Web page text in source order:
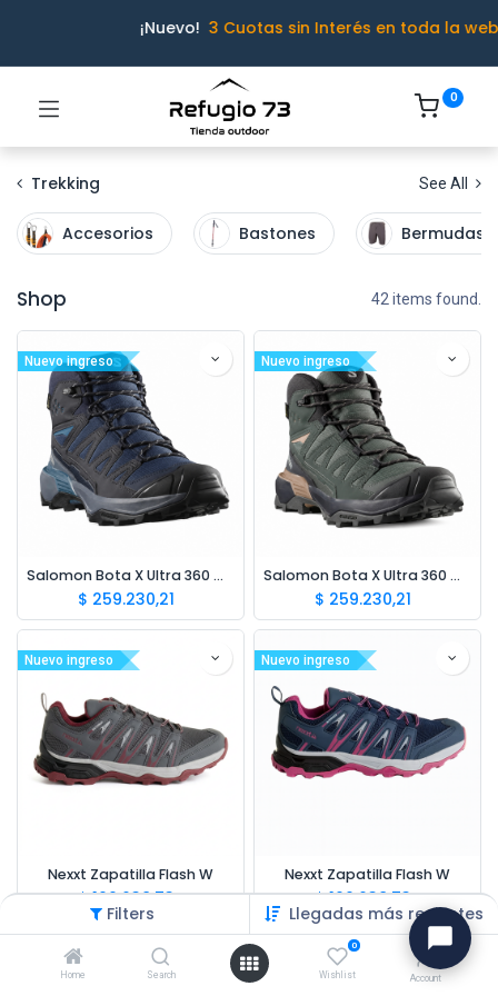
Filters Llegadas más recientes
Home Search
0
Wishlist Account
¡Nuevo! 3 Cuotas sin Interés en toda la web
0
Trekking See All
Accesorios Bastones Bermudas
Shop 42 items found.
Nuevo ingreso
Salomon Bota X Ultra 360 GTX M Azul
$ 259.230,21
Nuevo ingreso
Salomon Bota X Ultra 360 GTX W Gris
$ 259.230,21
Nuevo ingreso
Nexxt Zapatilla Flash W
$100.638,73
Nuevo ingreso
Nexxt Zapatilla Flash W
$100.638,73
Nuevo ingreso Nuevo ingreso
Ivo · Refugio 73
● En línea